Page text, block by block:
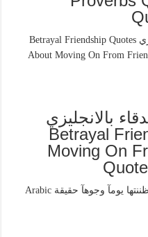
بالانجليزي
Betrayal
Moving On